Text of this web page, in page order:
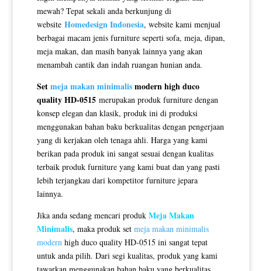
mewah? Tepat sekali anda berkunjung di
website Homedesign Indonesia, website kami menjual
berbagai macam jenis furniture seperti sofa, meja, dipan,
meja makan, dan masih banyak lainnya yang akan
menambah cantik dan indah ruangan hunian anda.
Setmeja makan minimalismodern high duco
quality HD-0515merupakan produk furniture dengan
konsep elegan dan klasik, produk ini di produksi
menggunakan bahan baku berkualitas dengan pengerjaan
yang di kerjakan oleh tenaga ahli. Harga yang kami
berikan pada produk ini sangat sesuai dengan kualitas
terbaik produk furniture yang kami buat dan yang pasti
lebih terjangkau dari kompetitor furniture jepara
lainnya.
Jika anda sedang mencari produk Meja Makan
Minimalis, maka produk set meja makan minimalis
modernhigh duco quality HD-0515 ini sangat tepat
untuk anda pilih. Dari segi kualitas, produk yang kami